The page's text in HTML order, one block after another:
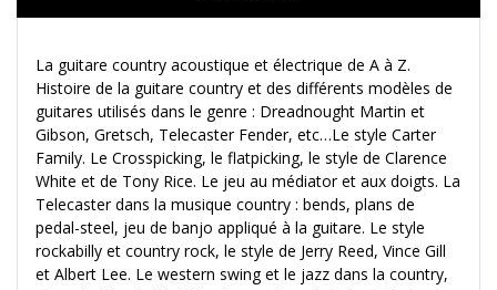
La guitare country acoustique et électrique de A à Z.
Histoire de la guitare country et des différents modèles de
guitares utilisés dans le genre : Dreadnought Martin et
Gibson, Gretsch, Telecaster Fender, etc…Le style Carter
Family. Le Crosspicking, le flatpicking, le style de Clarence
White et de Tony Rice. Le jeu au médiator et aux doigts. La
Telecaster dans la musique country : bends, plans de
pedal-steel, jeu de banjo appliqué à la guitare. Le style
rockabilly et country rock, le style de Jerry Reed, Vince Gill
et Albert Lee. Le western swing et le jazz dans la country,